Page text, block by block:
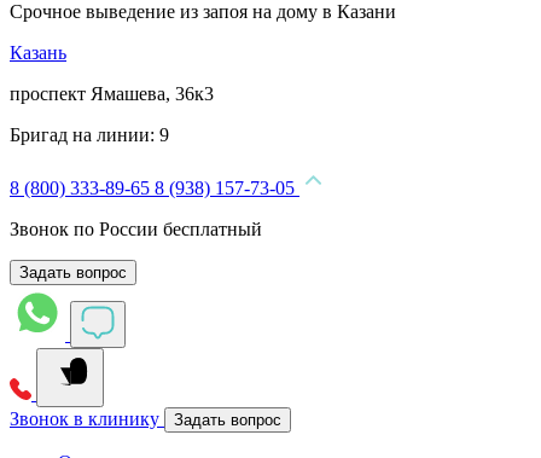
Срочное выведение из запоя на дому в Казани
Казань
проспект Ямашева, 36к3
Бригад на линии: 9
8 (800) 333-89-65 8 (938) 157-73-05
Звонок по России бесплатный
Задать вопрос
Звонок в клинику Задать вопрос